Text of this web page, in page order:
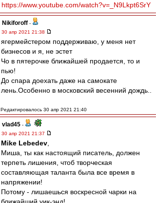
https://www.youtube.com/watch?v=_N9Lkpt6SrY
Nikiforoff -
30 апр 2021 21:38
ягермейстером поддерживаю, у меня нет
бизнесов и я, не эстет
Чо в пятерочке ближайшей продается, то и
пью!
До спара доехать даже на самокате
лень.Особенно в московский весенний дождь..
Редактировалось 30 апр 2021 21:40
vlad45 -
30 апр 2021 21:37
Mike Lebedev
Миша, ты как настоящий писатель, должен
терпеть лишения, чтоб творческая
составляющая таланта была все время в
напряжении!
Потому - лишаешься воскресной чарки на